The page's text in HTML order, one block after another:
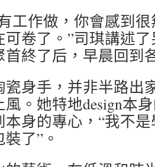
工作做，你會感到
卷了。”司琪講述
首終了后，早晨回到
瓷身手，并非半路出
。她特地design本
本身的專心，“我不
了”。